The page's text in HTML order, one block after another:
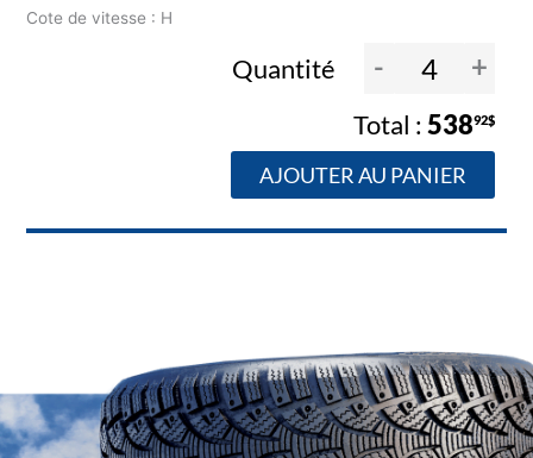
Cote de vitesse : H
Quantité - +
53892$
AJOUTER AU PANIER